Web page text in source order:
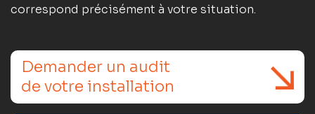
correspond précisément à votre situation.
Demander un audit
de votre installation